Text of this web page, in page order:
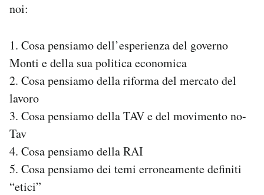
SHOP
CALENDARIO
Area Personale
Notifiche mobile
Regala il Post
Hai bisogno di aiuto?
noi:
1. Cosa pensiamo dell’esperienza del governo
Monti e della sua politica economica
2. Cosa pensiamo della riforma del mercato del
lavoro
3. Cosa pensiamo della TAV e del movimento no-
Tav
4. Cosa pensiamo della RAI
5. Cosa pensiamo dei temi erroneamente definiti
“etici”